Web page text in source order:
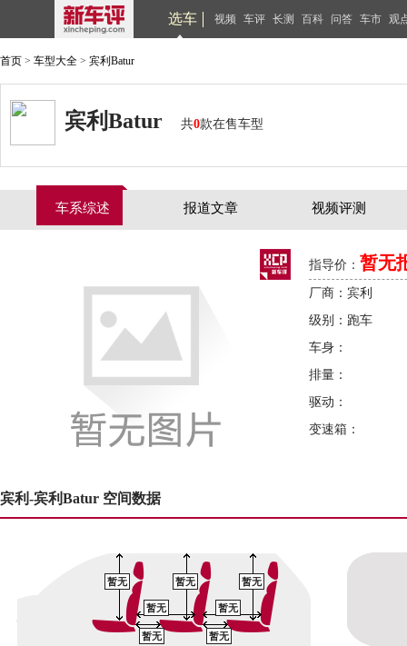
选车 视频 车评 长测 百科 问答 车市 观
首页 > 车型大全 > 宾利Batur
宾利Batur 共0款在售车型
车系综述 报道文章 视频评测
指导价： 暂无
厂商：宾利
级别：跑车
车身：
排量：
驱动：
变速箱：
宾利-宾利Batur 空间数据
暂无 暂无 暂无
暂无
暂无 暂无
暂无